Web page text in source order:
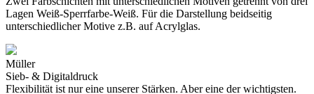
Lagen Weiß-Sperrfarbe-Weiß. Für die Darstellung beidseitig
unterschiedlicher Motive z.B. auf Acrylglas.
Müller
Sieb- & Digitaldruck
Flexibilität ist nur eine unserer Stärken. Aber eine der wichtigsten.